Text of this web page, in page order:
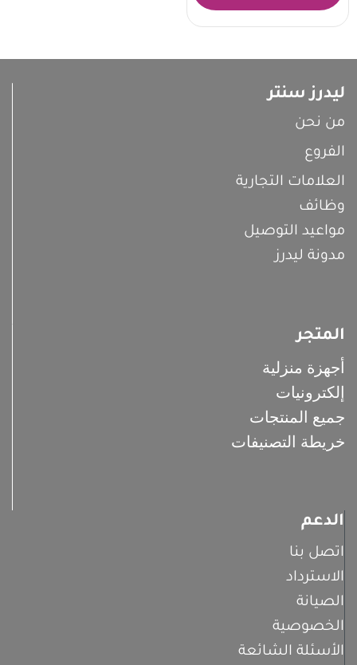
ليدرز سنتر
من نحن
الفروع
العلامات التجارية
وظائف
مواعيد التوصيل
مدونة ليدرز
المتجر
أجهزة منزلية
إلكترونيات
جميع المنتجات
خريطة التصنيفات
الدعم
اتصل بنا
الاسترداد
الصيانة
الخصوصية
الأسئلة الشائعة